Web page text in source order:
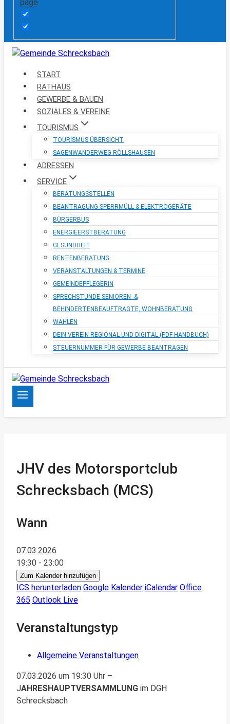
page
START
RATHAUS
GEWERBE & BAUEN
SOZIALES & VEREINE
TOURISMUS
TOURISMUS ÜBERSICHT
SAGENWANDERWEG RÖLLSHAUSEN
ADRESSEN
SERVICE
BERATUNGSSTELLEN
BEANTRAGUNG SPERRMÜLL & ELEKTROGERÄTE
BÜRGERBUS
ENERGIEERSTBERATUNG
GESUNDHEIT
RENTENBERATUNG
VERANSTALTUNGEN & TERMINE
GEMEINDEPFLEGERIN
SPRECHSTUNDE SENIOREN- &
BEHINDERTENBEAUFTRAGTE, WOHNBERATUNG
WAHLEN
DEIN VEREIN REGIONAL UND DIGITAL (PDF HANDBUCH)
STEUERNUMMER FÜR GEWERBE BEANTRAGEN
JHV des Motorsportclub
Schrecksbach (MCS)
Wann
07.03.2026
19:30 - 23:00
Zum Kalender hinzufügen
ICS herunterladen Google Kalender iCalendar Office
365 Outlook Live
Veranstaltungstyp
Allgemeine Veranstaltungen
07.03.2026 um 19:30 Uhr –
JAHRESHAUPTVERSAMMLUNG im DGH
Schrecksbach